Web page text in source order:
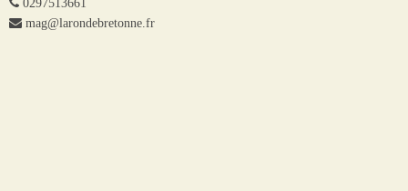
0297513661
mag@larondebretonne.fr